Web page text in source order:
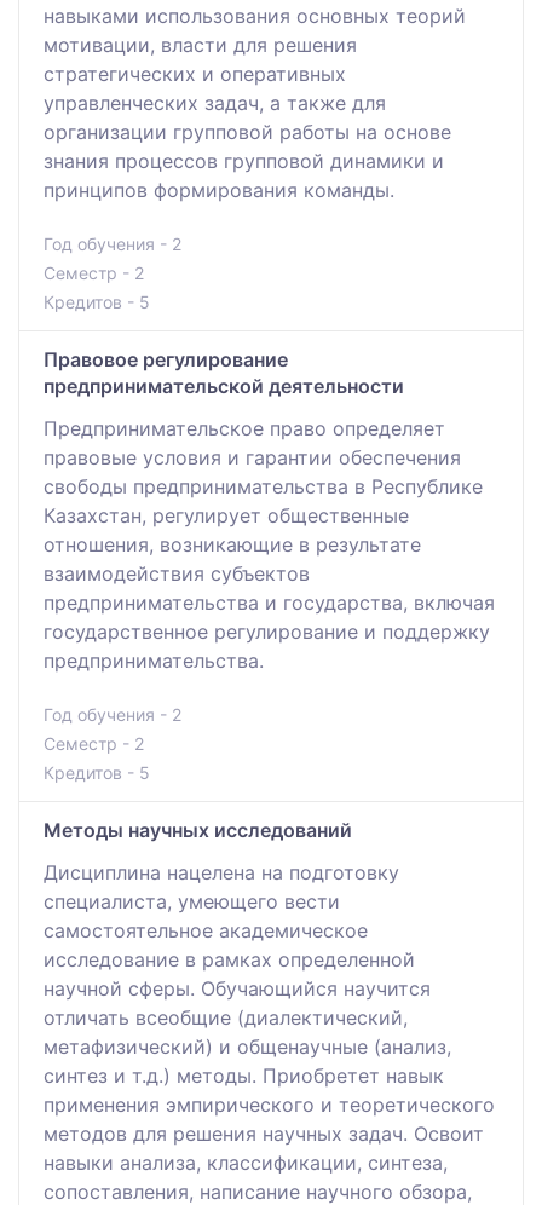
навыками использования основных теорий
мотивации, власти для решения
стратегических и оперативных
управленческих задач, а также для
организации групповой работы на основе
знания процессов групповой динамики и
принципов формирования команды.
Год обучения - 2
Семестр - 2
Кредитов - 5
Правовое регулирование
предпринимательской деятельности
Предпринимательское право определяет
правовые условия и гарантии обеспечения
свободы предпринимательства в Республике
Казахстан, регулирует общественные
отношения, возникающие в результате
взаимодействия субъектов
предпринимательства и государства, включая
государственное регулирование и поддержку
предпринимательства.
Год обучения - 2
Семестр - 2
Кредитов - 5
Методы научных исследований
Дисциплина нацелена на подготовку
специалиста, умеющего вести
самостоятельное академическое
исследование в рамках определенной
научной сферы. Обучающийся научится
отличать всеобщие (диалектический,
метафизический) и общенаучные (анализ,
синтез и т.д.) методы. Приобретет навык
применения эмпирического и теоретического
методов для решения научных задач. Освоит
навыки анализа, классификации, синтеза,
сопоставления, написание научного обзора,